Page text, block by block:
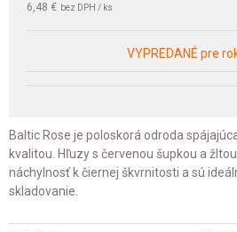
6,48 € bez DPH / ks
VYPREDANÉ pre
Baltic Rose je poloskorá odroda
kvalitou. Hľuzy s červenou šupkou a
náchylnosť k čiernej škvrnitosti a sú
skladovanie.